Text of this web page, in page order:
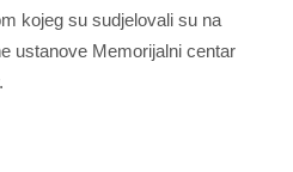
kojeg su sudjelovali su na
ustanove Memorijalni centar